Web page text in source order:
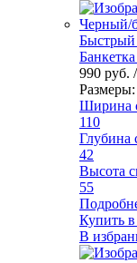
Быстрый
990 руб.
Размеры:
Ширина
110
Глубина
42
Высота
55
Купить
В